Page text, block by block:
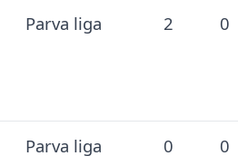
Parva liga 2 0
Parva liga 0 0